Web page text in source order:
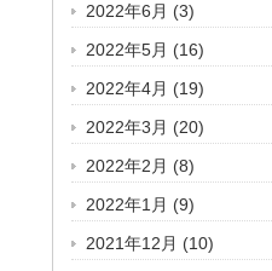
2022年6月 (3)
2022年5月 (16)
2022年4月 (19)
2022年3月 (20)
2022年2月 (8)
2022年1月 (9)
2021年12月 (10)